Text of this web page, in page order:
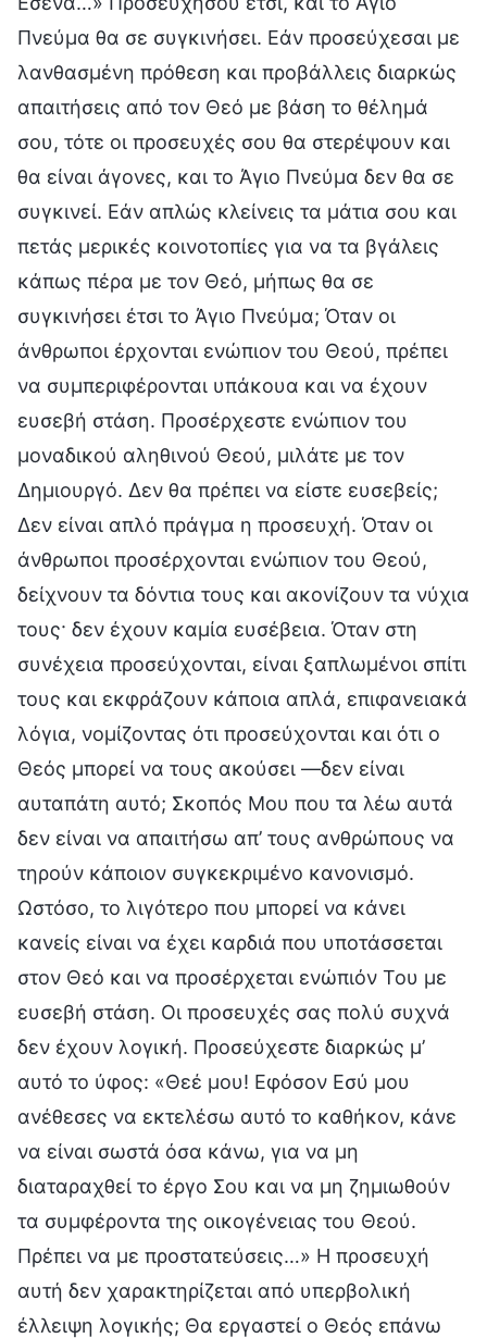
Πνεύμα θα σε συγκινήσει. Εάν προσεύχεσαι με
λανθασμένη πρόθεση και προβάλλεις διαρκώς
απαιτήσεις από τον Θεό με βάση το θέλημά
σου, τότε οι προσευχές σου θα στερέψουν και
θα είναι άγονες, και το Άγιο Πνεύμα δεν θα σε
συγκινεί. Εάν απλώς κλείνεις τα μάτια σου και
πετάς μερικές κοινοτοπίες για να τα βγάλεις
κάπως πέρα με τον Θεό, μήπως θα σε
συγκινήσει έτσι το Άγιο Πνεύμα; Όταν οι
άνθρωποι έρχονται ενώπιον του Θεού, πρέπει
να συμπεριφέρονται υπάκουα και να έχουν
ευσεβή στάση. Προσέρχεστε ενώπιον του
μοναδικού αληθινού Θεού, μιλάτε με τον
Δημιουργό. Δεν θα πρέπει να είστε ευσεβείς;
Δεν είναι απλό πράγμα η προσευχή. Όταν οι
άνθρωποι προσέρχονται ενώπιον του Θεού,
δείχνουν τα δόντια τους και ακονίζουν τα νύχια
τους· δεν έχουν καμία ευσέβεια. Όταν στη
συνέχεια προσεύχονται, είναι ξαπλωμένοι σπίτι
τους και εκφράζουν κάποια απλά, επιφανειακά
λόγια, νομίζοντας ότι προσεύχονται και ότι ο
Θεός μπορεί να τους ακούσει —δεν είναι
αυταπάτη αυτό; Σκοπός Μου που τα λέω αυτά
δεν είναι να απαιτήσω απ’ τους ανθρώπους να
τηρούν κάποιον συγκεκριμένο κανονισμό.
Ωστόσο, το λιγότερο που μπορεί να κάνει
κανείς είναι να έχει καρδιά που υποτάσσεται
στον Θεό και να προσέρχεται ενώπιόν Του με
ευσεβή στάση. Οι προσευχές σας πολύ συχνά
δεν έχουν λογική. Προσεύχεστε διαρκώς μ’
αυτό το ύφος: «Θεέ μου! Εφόσον Εσύ μου
ανέθεσες να εκτελέσω αυτό το καθήκον, κάνε
να είναι σωστά όσα κάνω, για να μη
διαταραχθεί το έργο Σου και να μη ζημιωθούν
τα συμφέροντα της οικογένειας του Θεού.
Πρέπει να με προστατεύσεις…» Η προσευχή
αυτή δεν χαρακτηρίζεται από υπερβολική
έλλειψη λογικής; Θα εργαστεί ο Θεός επάνω